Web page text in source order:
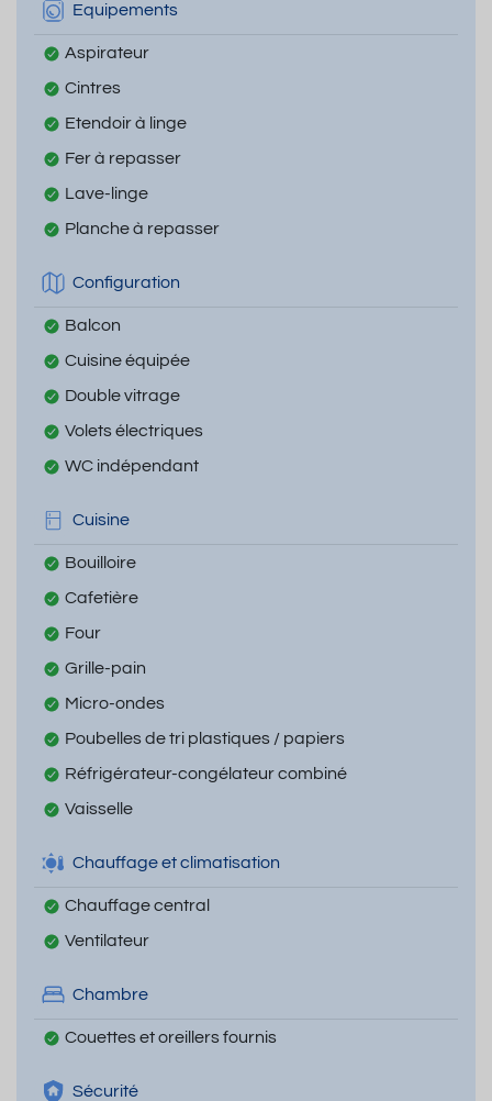
Equipements
Aspirateur
Cintres
Etendoir à linge
Fer à repasser
Lave-linge
Planche à repasser
Configuration
Balcon
Cuisine équipée
Double vitrage
Volets électriques
WC indépendant
Cuisine
Bouilloire
Cafetière
Four
Grille-pain
Micro-ondes
Poubelles de tri plastiques / papiers
Réfrigérateur-congélateur combiné
Vaisselle
Chauffage et climatisation
Chauffage central
Ventilateur
Chambre
Couettes et oreillers fournis
Sécurité